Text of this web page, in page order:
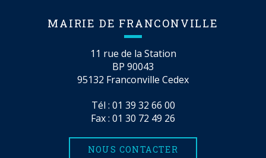
MAIRIE DE FRANCONVILLE
11 rue de la Station
BP 90043
95132 Franconville Cedex
Tél : 01 39 32 66 00
Fax : 01 30 72 49 26
NOUS CONTACTER